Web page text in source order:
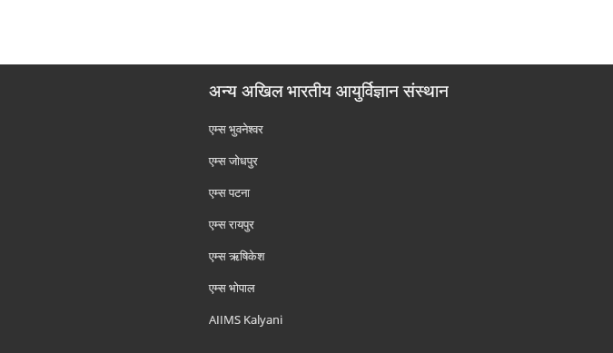
अन्य अखिल भारतीय आयुर्विज्ञान संस्थान
एम्‍स भुवनेश्वर
एम्‍स जोधपुर
एम्‍स पटना
एम्‍स रायपुर
एम्‍स ऋषिकेश
एम्‍स भोपाल
AIIMS Kalyani